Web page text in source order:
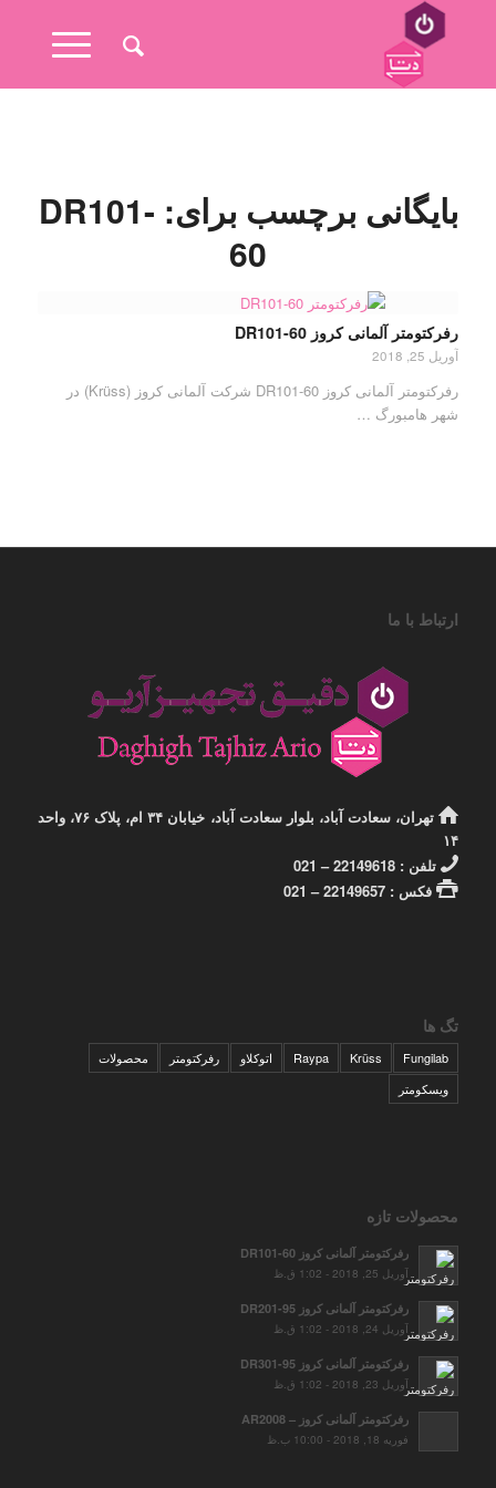
بایگانی برچسب برای: DR101-
60
رفرکتومتر آلمانی کروز DR101-60
آوریل 25, 2018
رفرکتومتر آلمانی کروز DR101-60 شرکت آلمانی کروز (Krüss) در
شهر هامبورگ …
ارتباط با ما
تهران، سعادت آباد، بلوار سعادت آباد، خیابان ۳۴ ام، پلاک ۷۶، واحد
۱۴
تلفن : 22149618 – 021
فکس : 22149657 – 021
تگ ها
Fungilab
Krüss
Raypa اتوکلاو رفرکتومتر
محصولات
ویسکومتر
محصولات تازه
رفرکتومتر آلمانی کروز DR101-60
آوریل 25, 2018 - 1:02 ق.ظ
رفرکتومتر آلمانی کروز DR201-95
آوریل 24, 2018 - 1:02 ق.ظ
رفرکتومتر آلمانی کروز DR301-95
آوریل 23, 2018 - 1:02 ق.ظ
رفرکتومتر آلمانی کروز – AR2008
فوریه 18, 2018 - 10:00 ب.ظ